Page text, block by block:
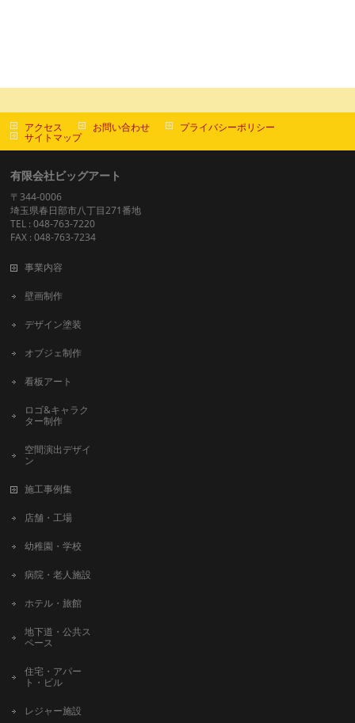
アクセス お問い合わせ プライバシーポリシー
サイトマップ
有限会社ビッグアート
〒344-0006
埼玉県春日部市八丁目271番地
TEL : 048-763-7220
FAX : 048-763-7234
事業内容
壁画制作
デザイン塗装
オブジェ制作
看板アート
ロゴ&キャラク
ター制作
空間演出デザイ
ン
施工事例集
店舗・工場
幼稚園・学校
病院・老人施設
ホテル・旅館
地下道・公共ス
ペース
住宅・アパー
ト・ビル
レジャー施設